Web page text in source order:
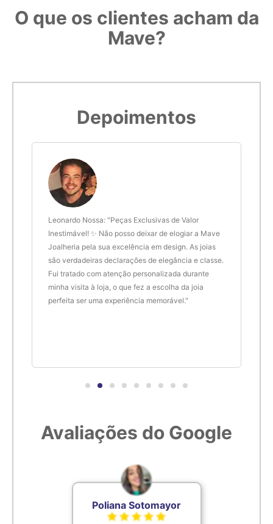
O que os clientes acham da
Mave?
Depoimentos
Leonardo Nossa: "Peças Exclusivas de Valor
Inestimável! ✨ Não posso deixar de elogiar a Mave
Joalheria pela sua excelência em design. As joias
são verdadeiras declarações de elegância e classe.
Fui tratado com atenção personalizada durante
minha visita à loja, o que fez a escolha da joia
perfeita ser uma experiência memorável."
Avaliações do Google
Poliana Sotomayor